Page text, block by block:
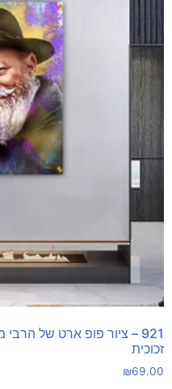
921 – ציור פופ ארט של
זכוכית
₪69.00